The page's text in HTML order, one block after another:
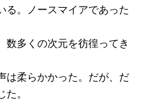
る。ノースマイアであった
数多くの次元を彷徨ってき
は柔らかかった。だが、だ
。